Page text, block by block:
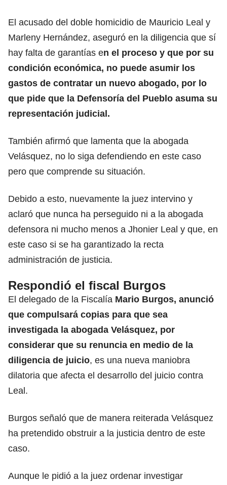
El acusado del doble homicidio de Mauricio Leal y
Marleny Hernández, aseguró en la diligencia que sí
hay falta de garantías en el proceso y que por su
condición económica, no puede asumir los
gastos de contratar un nuevo abogado, por lo
que pide que la Defensoría del Pueblo asuma su
representación judicial.
También afirmó que lamenta que la abogada
Velásquez, no lo siga defendiendo en este caso
pero que comprende su situación.
Debido a esto, nuevamente la juez intervino y
aclaró que nunca ha perseguido ni a la abogada
defensora ni mucho menos a Jhonier Leal y que, en
este caso si se ha garantizado la recta
administración de justicia.
Respondió el fiscal Burgos
El delegado de la Fiscalía Mario Burgos, anunció
que compulsará copias para que sea
investigada la abogada Velásquez, por
considerar que su renuncia en medio de la
diligencia de juicio, es una nueva maniobra
dilatoria que afecta el desarrollo del juicio contra
Leal.
Burgos señaló que de manera reiterada Velásquez
ha pretendido obstruir a la justicia dentro de este
caso.
Aunque le pidió a la juez ordenar investigar